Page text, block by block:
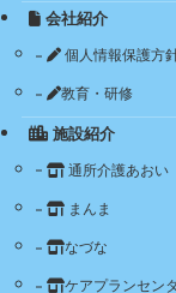
会社紹介
個人情報保護方
教育・研修
施設紹介
通所介護あおい
まんま
なづな
ケアプランセン